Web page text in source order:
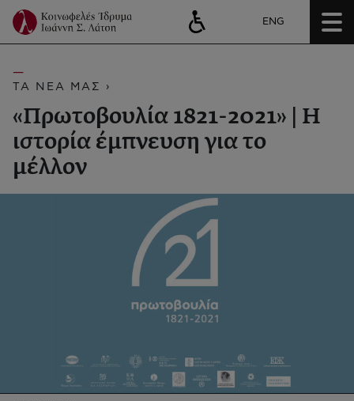
ENG
ΤΑ ΝΕΑ ΜΑΣ ›
«Πρωτοβουλία 1821-2021» | Η
ιστορία έμπνευση για το
μέλλον